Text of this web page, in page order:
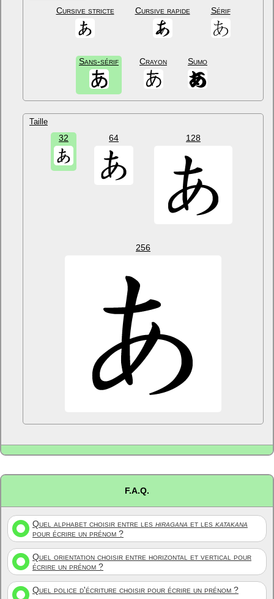
Cursive stricte Cursive rapide Sérif
Sans-sérif Crayon Sumo
Taille
32 64 128
256
F.A.Q.
Quel alphabet choisir entre les hiragana et les katakana
pour écrire un prénom ?
Quel orientation choisir entre horizontal et vertical pour
écrire un prénom ?
Quel police d'écriture choisir pour écrire un prénom ?